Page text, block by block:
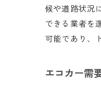
候や道路状況
できる業者を
可能であり、
エコカー需